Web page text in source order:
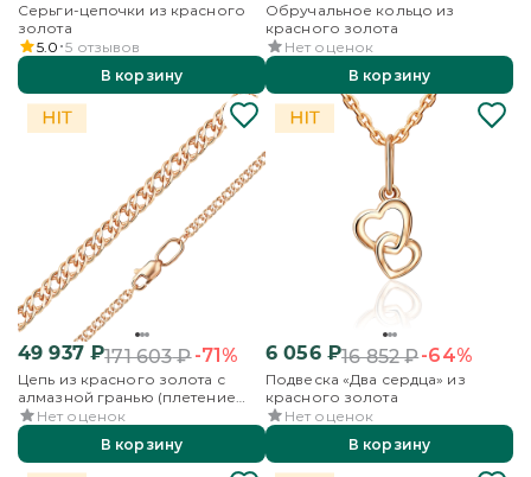
Серьги-цепочки из красного
золота
5.0 5 отзывов
В корзину
Обручальное кольцо из
красного золота
Нет оценок
В корзину
49 937₽171 603₽-71%
Цепь из красного золота с
алмазной гранью (плетение
«Двойной ромб»)
Нет оценок
В корзину
6 056₽16 852₽-64%
Подвеска «Два сердца» из
красного золота
Нет оценок
В корзину